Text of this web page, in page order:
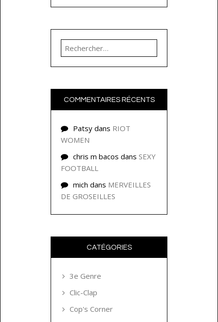
Rechercher :
COMMENTAIRES RÉCENTS
Patsy dans RIOT
WOMEN
chris m bacos dans SEXY
FOOTBALL
mich dans MERVEILLES
DE GROSEILLES
CATÉGORIES
3e Genre
Clic-Clap
Cop's Corner